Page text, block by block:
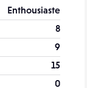
Enthousiaste
8
9
15
0